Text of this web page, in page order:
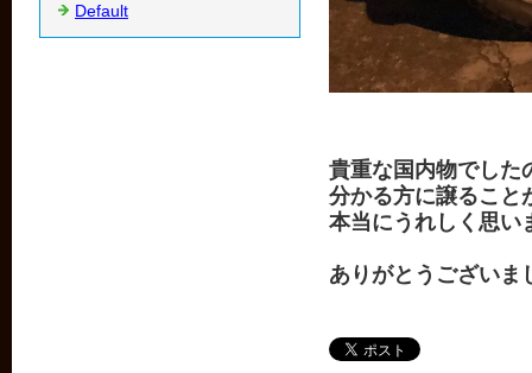
貴重な国内物でした
分かる方に譲ること
本当にうれしく思い
ありがとうございま
Default